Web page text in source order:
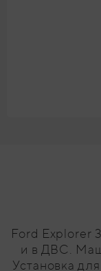
Ford Explorer
и в ДВС.
Установка